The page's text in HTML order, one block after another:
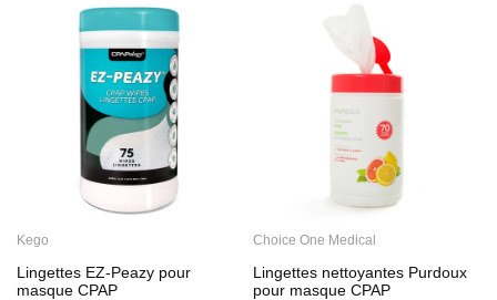
Kego
Lingettes EZ-Peazy pour
masque CPAP
Choice One Medical
Lingettes nettoyantes Purdoux
pour masque CPAP